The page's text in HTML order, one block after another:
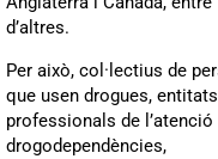
d’altres.
Per això, col·lectius de
que usen drogues,
professionals de l’atenció
drogodependències,